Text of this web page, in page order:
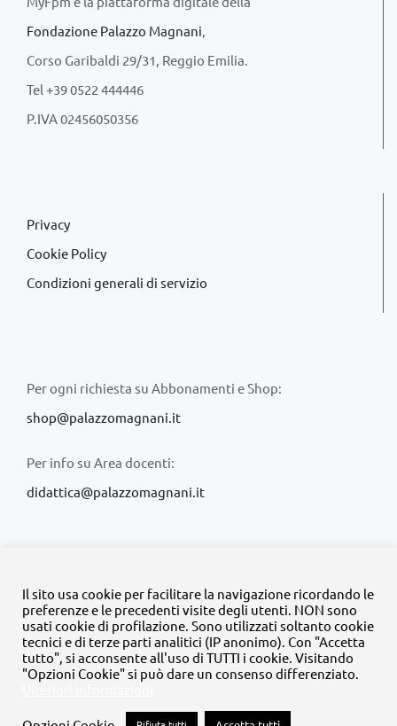
Fondazione Palazzo Magnani,
Corso Garibaldi 29/31, Reggio Emilia.
Tel +39 0522 444446
P.IVA 02456050356
Privacy
Cookie Policy
Condizioni generali di servizio
Per ogni richiesta su Abbonamenti e Shop:
shop@palazzomagnani.it
Per info su Area docenti:
didattica@palazzomagnani.it
© Copyright 2020 -2026 | Tutti i diritti riservati | MyFpm è un
progetto dellaFondazione Palazzo Magnani
FacebookInstagram
TwitterLinkedInYouTube
Il sito usa cookie per facilitare la navigazione ricordando le
preferenze e le precedenti visite degli utenti. NON sono
usati cookie di profilazione. Sono utilizzati soltanto cookie
tecnici e di terze parti analitici (IP anonimo). Con "Accetta
tutto", si acconsente all'uso di TUTTI i cookie. Visitando
"Opzioni Cookie" si può dare un consenso differenziato.